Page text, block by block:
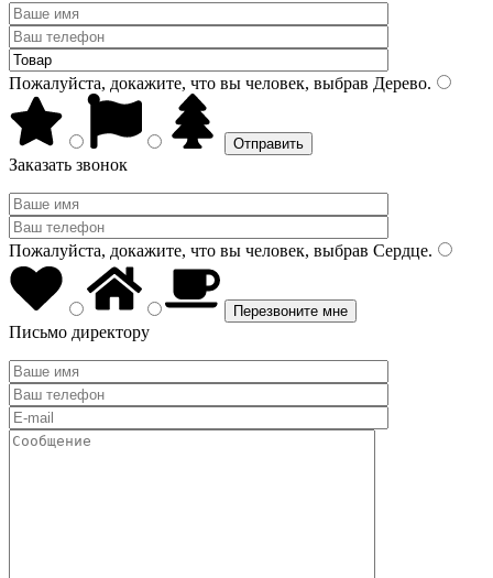
Пожалуйста, докажите, что вы человек, выбрав Дерево.
Заказать звонок
Пожалуйста, докажите, что вы человек, выбрав Сердце.
Письмо директору